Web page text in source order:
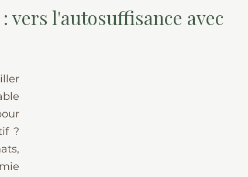
l'autosuffisance avec
?